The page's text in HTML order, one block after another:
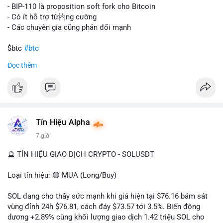
tán rủi ro. Với mức giá 65K, khối lượng này không quá lớn để
gây sốc thanh khoản tức thời, nhưng vẫn đủ sức tạo biến động
tâm lý ngắn hạn nếu hướng đến sàn tập trung.
Lời khuyên cho nhà đầu tư nhỏ lẻ:
hướng đi của dòng tiền. Tránh hành động theo cảm xúc, ưu
rõ ràng về đích đến của số BTC này.
#dongtienlon
- BIP-110 là proposition soft fork cho Bitcoin
- Có ít hỗ trợ từ礿ng cường
- Các chuyên gia cũng phản đối mạnh
$btc #btc
#vlikevn
📰 Nguồn: CoinDesk
Đọc thêm
Tín Hiệu Alpha
7 giờ
🔮 TÍN HIỆU GIAO DỊCH CRYPTO - SOLUSDT
Loại tín hiệu: 🟢 MUA (Long/Buy)
SOL đang cho thấy sức mạnh khi giá hiện tại $76.16 bám sát
vùng đỉnh 24h $76.81, cách đáy $73.57 tới 3.5%. Biến động
dương +2.89% cùng khối lượng giao dịch 1.42 triệu SOL cho